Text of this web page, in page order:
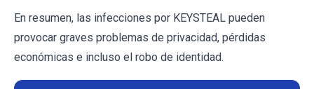
En resumen, las infecciones por KEYSTEAL pueden
provocar graves problemas de privacidad, pérdidas
económicas e incluso el robo de identidad.